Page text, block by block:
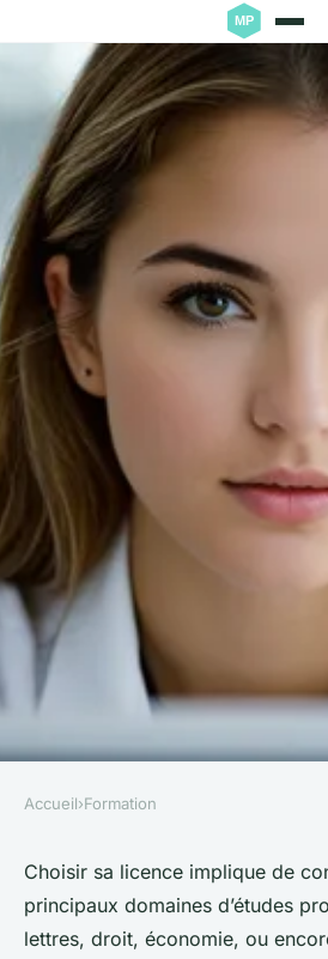
Quels sont les
de formation en
Accueil›Formation
Choisir sa licence implique de
principaux domaines d’études
lettres, droit, économie, ou